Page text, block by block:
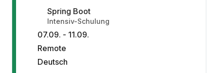
Spring Boot
Intensiv-Schulung
07.09. - 11.09.
Remote
Deutsch